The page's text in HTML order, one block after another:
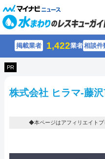
掲載業者 1,422業者相談件
PR
株式会社 ヒラマ-藤
◆本ページはアフィリエイトプ